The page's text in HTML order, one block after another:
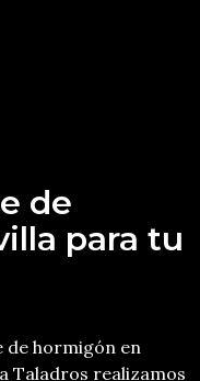
de
para tu
de hormigón en
Taladros realizamos